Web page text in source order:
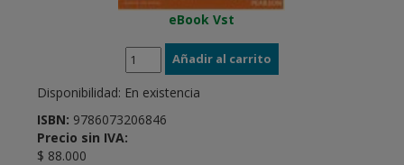
eBook Vst
Disponibilidad: En existencia
ISBN: 9786073206846
Precio sin IVA:
$ 88.000